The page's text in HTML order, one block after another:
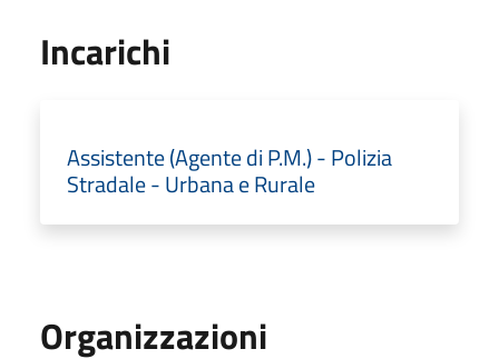
Incarichi
Assistente (Agente di P.M.) - Polizia
Stradale - Urbana e Rurale
Organizzazioni